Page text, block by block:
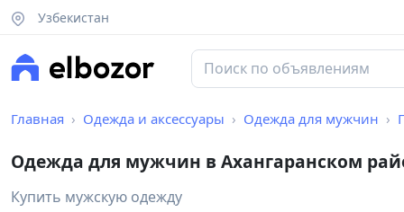
Узбекистан
Главная Одежда и аксессуары Одежда для мужчин
Одежда для мужчин в Ахангаранском
Купить мужскую одежду